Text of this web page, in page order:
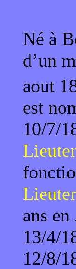
Né à
d’un
aout
est
10/7/
ans
13/4/
12/8/